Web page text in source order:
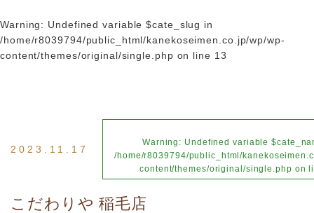
Warning: Undefined variable $cate_slug in
/home/r8039794/public_html/kanekoseimen.co.jp/wp/wp-
content/themes/original/single.php on line 13
2023.11.17
Warning : Undefined variable
/home/r8039794/public_html/
content/themes/original/single.php on
こだわりや 稲毛店